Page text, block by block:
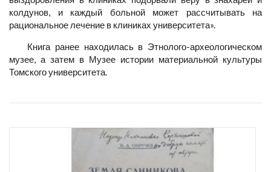
колдунов, и каждый больной может рассчитывать на
рациональное лечение в клиниках университета».
Книга ранее находилась в Этнолого-археологическом
музее, а затем в Музее истории материальной культуры
Томского университета.